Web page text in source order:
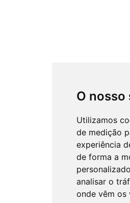
O nosso
Utilizamos
de medição
experiência
de forma a
analisar o
onde vêm os